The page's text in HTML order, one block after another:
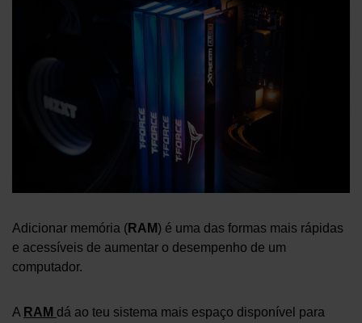
Adicionar memória (RAM) é uma das formas mais rápidas
e acessíveis de aumentar o desempenho de um
computador.
A RAM dá ao teu sistema mais espaço disponível para